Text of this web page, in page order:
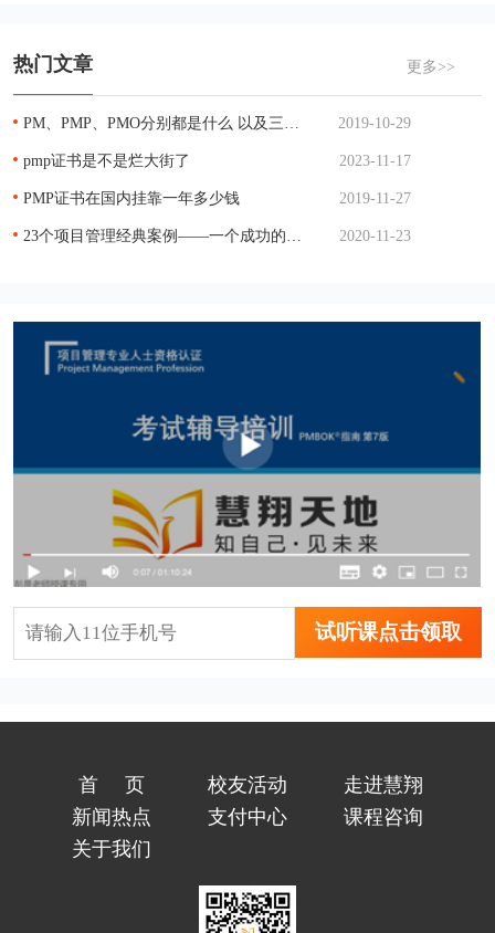
热门文章 更多>>
2019-10-29
pmp证书是不是烂大街了 2023-11-17
PMP证书在国内挂靠一年多少钱 2019-11-27
2020-11-23
试听课点击领取
首页 校友活动
走进慧翔
新闻热点
支付中心
课程咨询
关于我们